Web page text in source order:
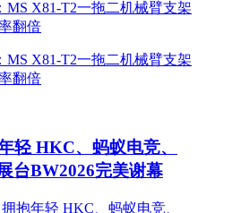
轻 HKC、蚂蚁电竞、
台BW2026完美谢幕